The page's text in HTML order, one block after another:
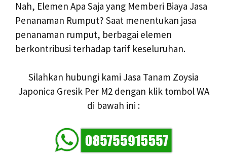
Nah, Elemen Apa Saja yang Memberi Biaya Jasa
Penanaman Rumput? Saat menentukan jasa
penanaman rumput, berbagai elemen
berkontribusi terhadap tarif keseluruhan.
Silahkan hubungi kami Jasa Tanam Zoysia
Japonica Gresik Per M2 dengan klik tombol WA
di bawah ini :